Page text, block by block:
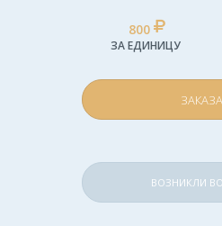
800
ЗА ЕДИНИЦУ
ВОЗНИКЛИ